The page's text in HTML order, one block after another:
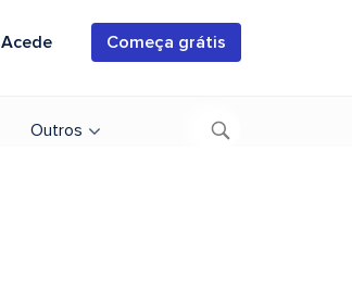
Acede Começa grátis
Outros